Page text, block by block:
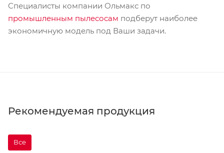
Специалисты компании Ольмакс по
промышленным пылесосам подберут наиболее
экономичную модель под Ваши задачи.
Рекомендуемая продукция
Все